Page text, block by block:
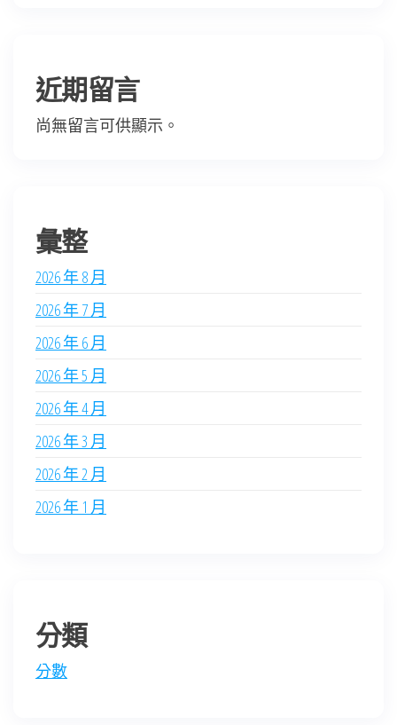
近期留言
尚無留言可供顯示。
彙整
2026 年 8 月
2026 年 7 月
2026 年 6 月
2026 年 5 月
2026 年 4 月
2026 年 3 月
2026 年 2 月
2026 年 1 月
分類
分數